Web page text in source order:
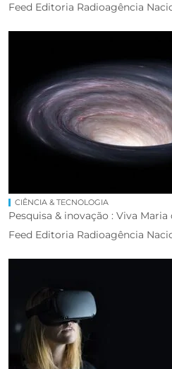
Feed Editoria Radioagência
CIÊNCIA & TECNOLOGIA
Pesquisa & inovação : Viva Maria
Feed Editoria Radioagência